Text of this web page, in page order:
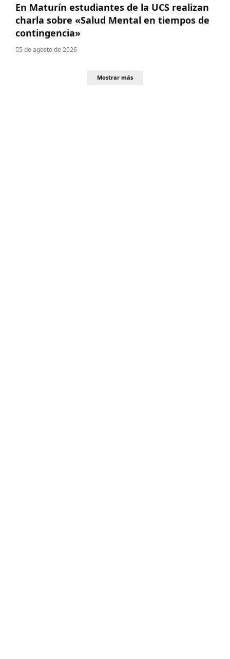
En Maturín estudiantes de la UCS realizan
charla sobre «Salud Mental en tiempos de
contingencia»
5 de agosto de 2026
Mostrar más